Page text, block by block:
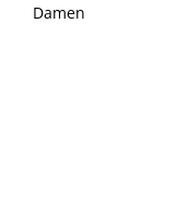
Damen